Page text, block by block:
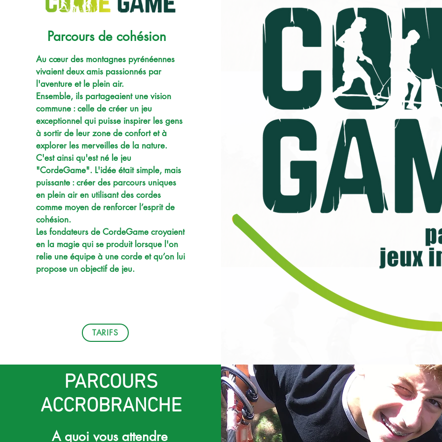
Parcours de cohésion
Au cœur des montagnes pyrénéennes
vivaient deux amis passionnés par
l'aventure et le plein air.
Ensemble, ils partageaient une vision
commune : celle de créer un jeu
exceptionnel qui puisse inspirer les gens
à sortir de leur zone de confort et à
explorer les merveilles de la nature.
C'est ainsi qu'est né le jeu
"CordeGame". L'idée était simple, mais
puissante : créer des parcours uniques
en plein air en utilisant des cordes
comme moyen de renforcer l’esprit de
cohésion.
Les fondateurs de CordeGame croyaient
en la magie qui se produit lorsque l'on
relie une équipe à une corde et qu’on lui
propose un objectif de jeu.
TARIFS
PARCOURS
ACCROBRANCHE
A quoi vous attendre